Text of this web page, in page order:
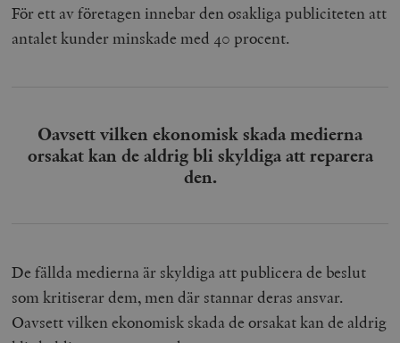
För ett av företagen innebar den osakliga publiciteten att
antalet kunder minskade med 40 procent.
Oavsett vilken ekonomisk skada medierna
orsakat kan de aldrig bli skyldiga att reparera
den.
De fällda medierna är skyldiga att publicera de beslut
som kritiserar dem, men där stannar deras ansvar.
Oavsett vilken ekonomisk skada de orsakat kan de aldrig